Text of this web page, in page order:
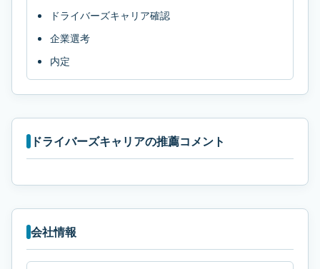
ドライバーズキャリア確認
企業選考
内定
ドライバーズキャリアの推薦コメント
会社情報